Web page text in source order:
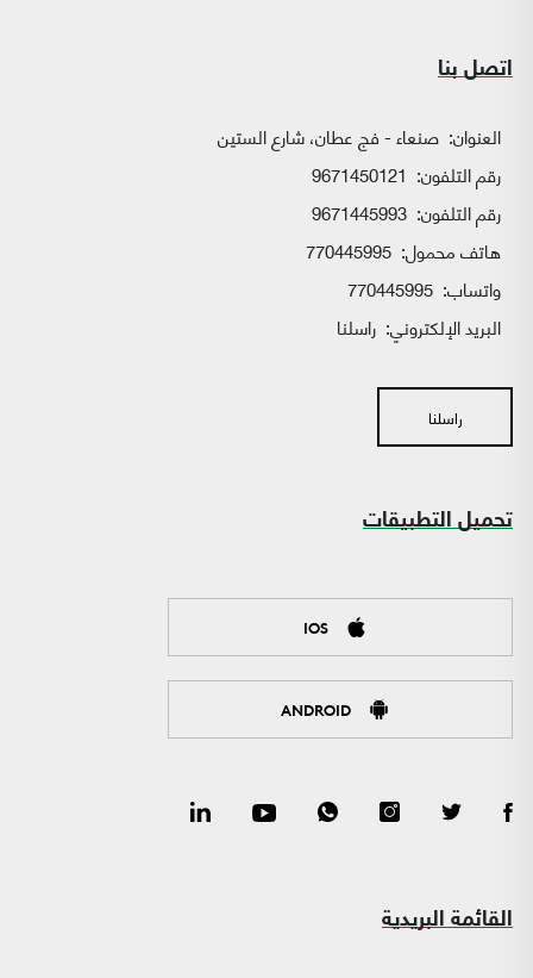
اتصل بنا
العنوان: صنعاء - فج عطان، شارع الستين
رقم التلفون: 9671450121
رقم التلفون: 9671445993
هاتف محمول: 770445995
واتساب:
البريد الإلكتروني: راسلنا
راسلنا
تحميل التطبيقات
IOS
ANDROID
القائمة البريدية